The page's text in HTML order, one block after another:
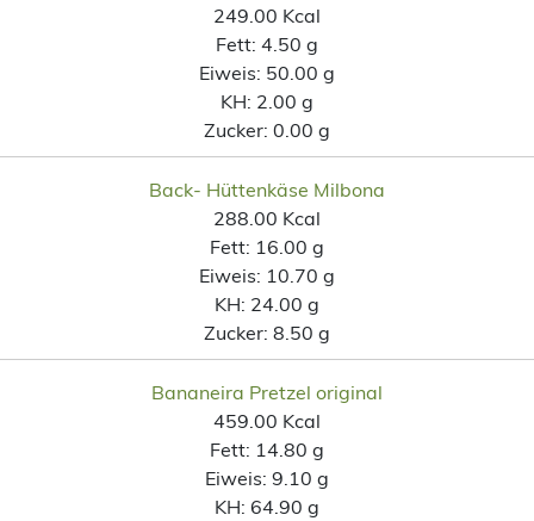
249.00 Kcal
Fett: 4.50 g
Eiweis: 50.00 g
KH: 2.00 g
Zucker: 0.00 g
Back- Hüttenkäse Milbona
288.00 Kcal
Fett: 16.00 g
Eiweis: 10.70 g
KH: 24.00 g
Zucker: 8.50 g
Bananeira Pretzel original
459.00 Kcal
Fett: 14.80 g
Eiweis: 9.10 g
KH: 64.90 g